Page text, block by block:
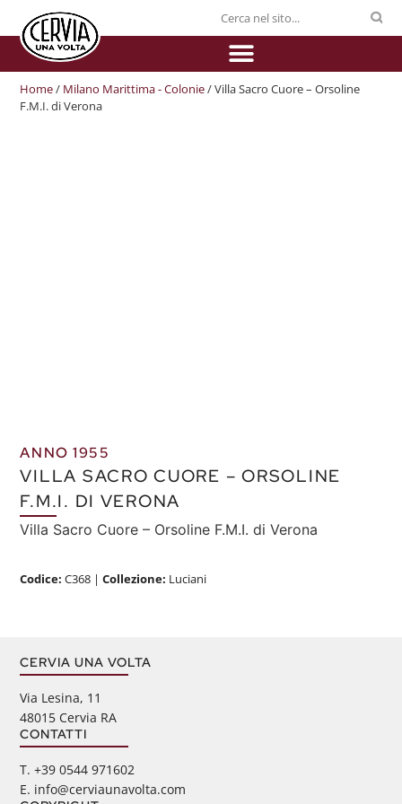
Home/ Milano Marittima - Colonie/ Villa Sacro Cuore – Orsoline
F.M.I. di Verona
ANNO 1955
VILLA SACRO CUORE – ORSOLINE
F.M.I. DI VERONA
Villa Sacro Cuore – Orsoline F.M.I. di Verona
Codice:C368 |Collezione: Luciani
CERVIA UNA VOLTA
Via Lesina, 11
48015 Cervia RA
CONTATTI
‭T. +39 0544 971602
E. info@cerviaunavolta.com